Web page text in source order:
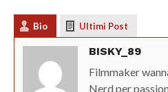
Bio Ultimi Post
BISKY_89
Filmmaker
Nerd per